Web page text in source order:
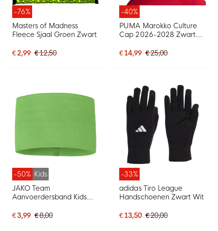
-76%
Masters of Madness
Fleece Sjaal Groen Zwart
€ 2,99 € 12,50
-40%
PUMA Marokko Culture
Cap 2026-2028 Zwart
€ 14,99 € 25,00
-50% Kids
JAKO Team
Aanvoerdersband Kids
€ 3,99 € 8,00
-33%
adidas Tiro League
Handschoenen Zwart Wit
€ 13,50 € 20,00